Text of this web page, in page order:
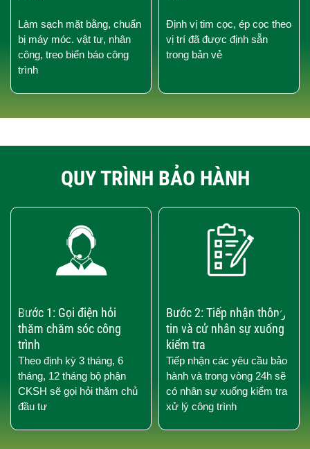
Làm sạch mặt bằng, chuẩn
bị máy móc. vật tư, nhân
công, treo biển báo công
trình
Định vị tim cọc, ép cọc theo
vị trí đã được định sẵn
trong bản vẻ
QUY TRÌNH BẢO HÀNH
Bước 1: Gọi điện hỏi
thăm chăm sóc công
trình
Theo định kỳ 3 tháng, 6
tháng, 12 tháng bộ phận
CKSH sẽ gọi hỏi thăm chủ
đầu tư
Bước 2: Tiếp nhận thông
tin và cử nhân sự xuống
kiểm tra
Tiếp nhận các yêu cầu bảo
hành và trong vòng 24h sẽ
có nhân sự xuống kiểm tra
xử lý công trình
›
‹